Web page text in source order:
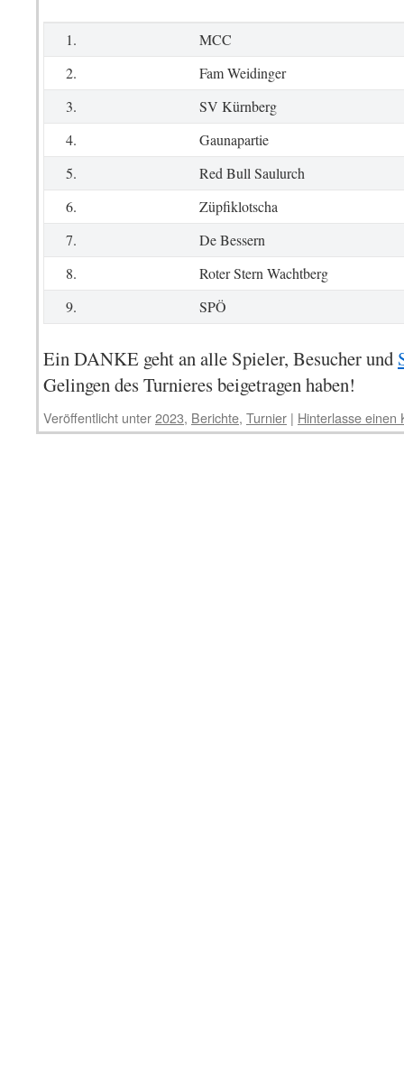
1.
MCC
2.
Fam Weidinger
3.
SV Kürnberg
4.
Gaunapartie
5.
Red Bull Saulurch
6.
Züpfiklotscha
7.
De Bessern
8.
Roter Stern Wachtberg
9.
SPÖ
Ein DANKE geht an alle Spieler, Besucher und
Gelingen des Turnieres beigetragen haben!
Veröffentlicht unter2023, Berichte, Turnier | Hinterlasse einen